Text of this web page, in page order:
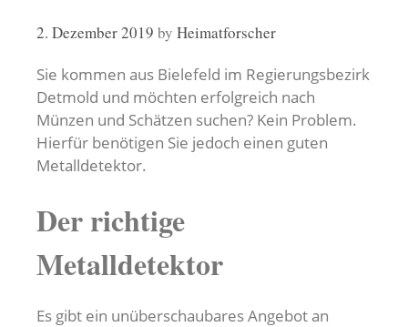
2. Dezember 2019 by Heimatforscher
Sie kommen aus Bielefeld im Regierungsbezirk
Detmold und möchten erfolgreich nach
Münzen und Schätzen suchen? Kein Problem.
Hierfür benötigen Sie jedoch einen guten
Metalldetektor.
Der richtige
Metalldetektor
Es gibt ein unüberschaubares Angebot an